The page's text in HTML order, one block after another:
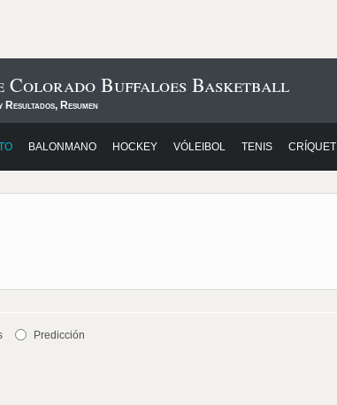
Colorado Buffaloes Basketball
Resumen
BALONMANO HOCKEY VÓLEIBOL TENIS CRÍQUET
Predicción